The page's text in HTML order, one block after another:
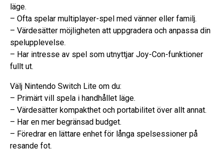
läge.
– Ofta spelar multiplayer-spel med vänner eller familj.
– Värdesätter möjligheten att uppgradera och anpassa din
spelupplevelse.
– Har intresse av spel som utnyttjar Joy-Con-funktioner
fullt ut.
Välj Nintendo Switch Lite om du:
– Primärt vill spela i handhållet läge.
– Värdesätter kompakthet och portabilitet över allt annat.
– Har en mer begränsad budget.
– Föredrar en lättare enhet för långa spelsessioner på
resande fot.